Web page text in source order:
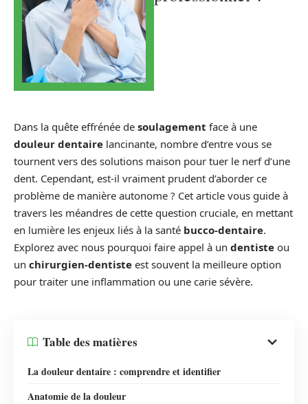
Dans la quête effrénée de soulagement face à une
douleur dentaire lancinante, nombre d’entre vous se
tournent vers des solutions maison pour tuer le nerf d’une
dent. Cependant, est-il vraiment prudent d’aborder ce
problème de manière autonome ? Cet article vous guide à
travers les méandres de cette question cruciale, en mettant
en lumière les enjeux liés à la santé bucco-dentaire.
Explorez avec nous pourquoi faire appel à un dentiste ou
un chirurgien-dentiste est souvent la meilleure option
pour traiter une inflammation ou une carie sévère.
Table des matières
La douleur dentaire : comprendre et identifier
Anatomie de la douleur